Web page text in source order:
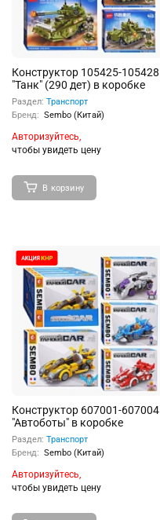
Конструктор 105425-105428
"Танк" (290 дет) в коробке
Раздел: Транспорт
Бренд: Sembo (Китай)
Авторизуйтесь,
чтобы увидеть цену
В корзину
Конструктор 607001-607004
"Автоботы" в коробке
Раздел: Транспорт
Бренд: Sembo (Китай)
Авторизуйтесь,
чтобы увидеть цену